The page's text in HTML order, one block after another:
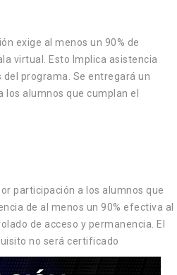
exige al menos un 90% de
virtual. Esto Implica asistencia
programa. Se entregará un
alumnos que cumplan el
participación a los alumnos que
de al menos un 90% efectiva al
de acceso y permanencia. El
no será certificado